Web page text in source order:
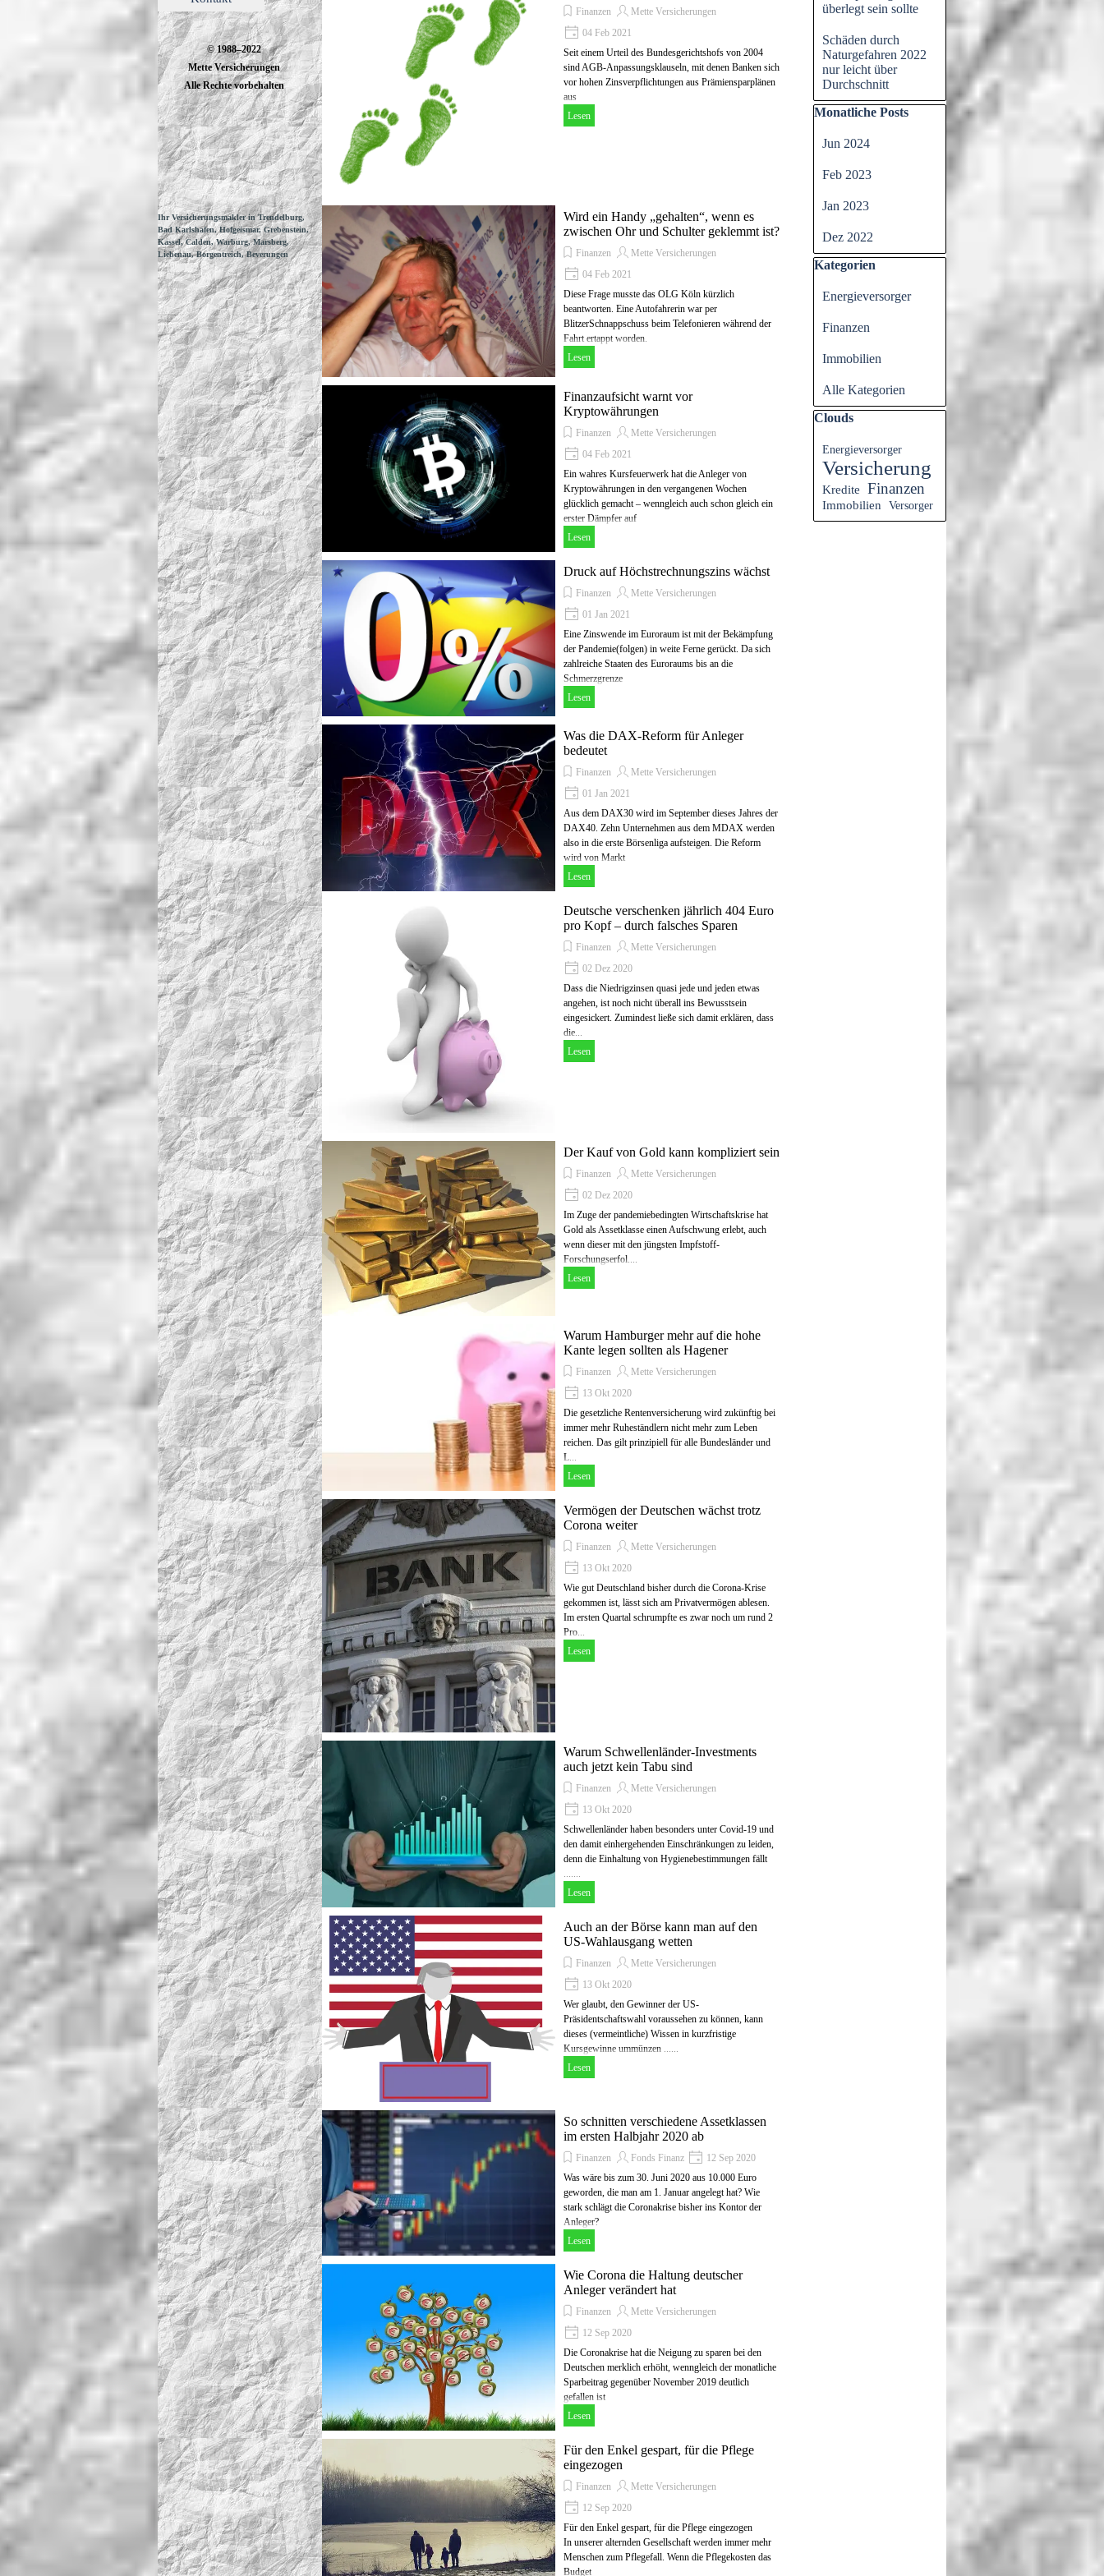
© 1988–2022
Mette Versicherungen
Alle Rechte vorbehalten
Ihr Versicherungsmakler in Trendelburg,
Bad Karlshafen, Hofgeismar, Grebenstein,
Kassel, Calden, Warburg, Marsberg,
Liebenau, Borgentreich, Beverungen
Finanzen
Mette Versicherungen
04 Feb 2021
Seit einem Urteil des Bundesgerichtshofs von 2004
sind AGB-Anpassungsklauseln, mit denen Banken sich
vor hohen Zinsverpflichtungen aus Prämiensparplänen
aus
Lesen
Wird ein Handy „gehalten“, wenn es
zwischen Ohr und Schulter geklemmt ist?
Finanzen
Mette Versicherungen
04 Feb 2021
Diese Frage musste das OLG Köln kürzlich
beantworten. Eine Autofahrerin war per
BlitzerSchnappschuss beim Telefonieren während der
Fahrt ertappt worden.
Lesen
Finanzaufsicht warnt vor
Kryptowährungen
Finanzen
Mette Versicherungen
04 Feb 2021
Ein wahres Kursfeuerwerk hat die Anleger von
Kryptowährungen in den vergangenen Wochen
glücklich gemacht – wenngleich auch schon gleich ein
erster Dämpfer auf
Lesen
Druck auf Höchstrechnungszins wächst
Finanzen
Mette Versicherungen
01 Jan 2021
Eine Zinswende im Euroraum ist mit der Bekämpfung
der Pandemie(folgen) in weite Ferne gerückt. Da sich
zahlreiche Staaten des Euroraums bis an die
Schmerzgrenze
Lesen
Was die DAX-Reform für Anleger
bedeutet
Finanzen
Mette Versicherungen
01 Jan 2021
Aus dem DAX30 wird im September dieses Jahres der
DAX40. Zehn Unternehmen aus dem MDAX werden
also in die erste Börsenliga aufsteigen. Die Reform
wird von Markt
Lesen
Deutsche verschenken jährlich 404 Euro
pro Kopf – durch falsches Sparen
Finanzen
Mette Versicherungen
02 Dez 2020
Dass die Niedrigzinsen quasi jede und jeden etwas
angehen, ist noch nicht überall ins Bewusstsein
eingesickert. Zumindest ließe sich damit erklären, dass
die...
Lesen
Der Kauf von Gold kann kompliziert sein
Finanzen
Mette Versicherungen
02 Dez 2020
Im Zuge der pandemiebedingten Wirtschaftskrise hat
Gold als Assetklasse einen Aufschwung erlebt, auch
wenn dieser mit den jüngsten Impfstoff-
Forschungserfol....
Lesen
Warum Hamburger mehr auf die hohe
Kante legen sollten als Hagener
Finanzen
Mette Versicherungen
13 Okt 2020
Die gesetzliche Rentenversicherung wird zukünftig bei
immer mehr Ruheständlern nicht mehr zum Leben
reichen. Das gilt prinzipiell für alle Bundesländer und
L...
Lesen
Vermögen der Deutschen wächst trotz
Corona weiter
Finanzen
Mette Versicherungen
13 Okt 2020
Wie gut Deutschland bisher durch die Corona-Krise
gekommen ist, lässt sich am Privatvermögen ablesen.
Im ersten Quartal schrumpfte es zwar noch um rund 2
Pro...
Lesen
Warum Schwellenländer-Investments
auch jetzt kein Tabu sind
Finanzen
Mette Versicherungen
13 Okt 2020
Schwellenländer haben besonders unter Covid-19 und
den damit einhergehenden Einschränkungen zu leiden,
denn die Einhaltung von Hygienebestimmungen fällt
Lesen
Auch an der Börse kann man auf den
US-Wahlausgang wetten
Finanzen
Mette Versicherungen
13 Okt 2020
Wer glaubt, den Gewinner der US-
Präsidentschaftswahl voraussehen zu können, kann
dieses (vermeintliche) Wissen in kurzfristige
Kursgewinne ummünzen ......
Lesen
So schnitten verschiedene Assetklassen
im ersten Halbjahr 2020 ab
Finanzen Fonds Finanz
12 Sep 2020
Was wäre bis zum 30. Juni 2020 aus 10.000 Euro
geworden, die man am 1. Januar angelegt hat? Wie
stark schlägt die Coronakrise bisher ins Kontor der
Anleger?
Lesen
Wie Corona die Haltung deutscher
Anleger verändert hat
Finanzen
Mette Versicherungen
12 Sep 2020
Die Coronakrise hat die Neigung zu sparen bei den
Deutschen merklich erhöht, wenngleich der monatliche
Sparbeitrag gegenüber November 2019 deutlich
gefallen ist
Lesen
Für den Enkel gespart, für die Pflege
eingezogen
Finanzen
Mette Versicherungen
12 Sep 2020
Für den Enkel gespart, für die Pflege eingezogen
In unserer alternden Gesellschaft werden immer mehr
Menschen zum Pflegefall. Wenn die Pflegekosten das
Budget
überlegt sein sollte
Schäden durch
Naturgefahren 2022
nur leicht über
Durchschnitt
Block überspringen Monatliche Posts
Monatliche Posts
Jun 2024
Feb 2023
Jan 2023
Dez 2022
Block überspringen Kategorien
Kategorien
Energieversorger
Finanzen
Immobilien
Alle Kategorien
Block überspringen Clouds
Clouds
Energieversorger
Versicherung
Kredite Finanzen
Immobilien Versorger